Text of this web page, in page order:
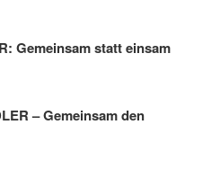
Gemeinsam statt einsam
– Gemeinsam den